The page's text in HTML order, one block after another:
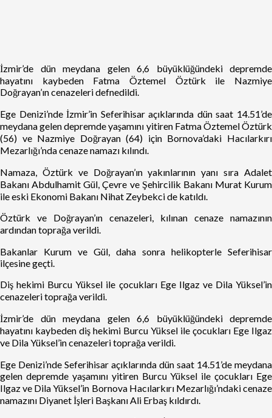
İzmir’de dün meydana gelen 6,6 büyüklüğündeki depremde
hayatını kaybeden Fatma Öztemel Öztürk ile Nazmiye
Doğrayan’ın cenazeleri defnedildi.
Ege Denizi’nde İzmir’in Seferihisar açıklarında dün saat 14.51’de
meydana gelen depremde yaşamını yitiren Fatma Öztemel Öztürk
(56) ve Nazmiye Doğrayan (64) için Bornova’daki Hacılarkırı
Mezarlığı’nda cenaze namazı kılındı.
Namaza, Öztürk ve Doğrayan’ın yakınlarının yanı sıra Adalet
Bakanı Abdulhamit Gül, Çevre ve Şehircilik Bakanı Murat Kurum
ile eski Ekonomi Bakanı Nihat Zeybekci de katıldı.
Öztürk ve Doğrayan’ın cenazeleri, kılınan cenaze namazının
ardından toprağa verildi.
Bakanlar Kurum ve Gül, daha sonra helikopterle Seferihisar
ilçesine geçti.
Diş hekimi Burcu Yüksel ile çocukları Ege Ilgaz ve Dila Yüksel’in
cenazeleri toprağa verildi.
İzmir’de dün meydana gelen 6,6 büyüklüğündeki depremde
hayatını kaybeden diş hekimi Burcu Yüksel ile çocukları Ege Ilgaz
ve Dila Yüksel’in cenazeleri toprağa verildi.
Ege Denizi’nde Seferihisar açıklarında dün saat 14.51’de meydana
gelen depremde yaşamını yitiren Burcu Yüksel ile çocukları Ege
Ilgaz ve Dila Yüksel’in Bornova Hacılarkırı Mezarlığı’ndaki cenaze
namazını Diyanet İşleri Başkanı Ali Erbaş kıldırdı.